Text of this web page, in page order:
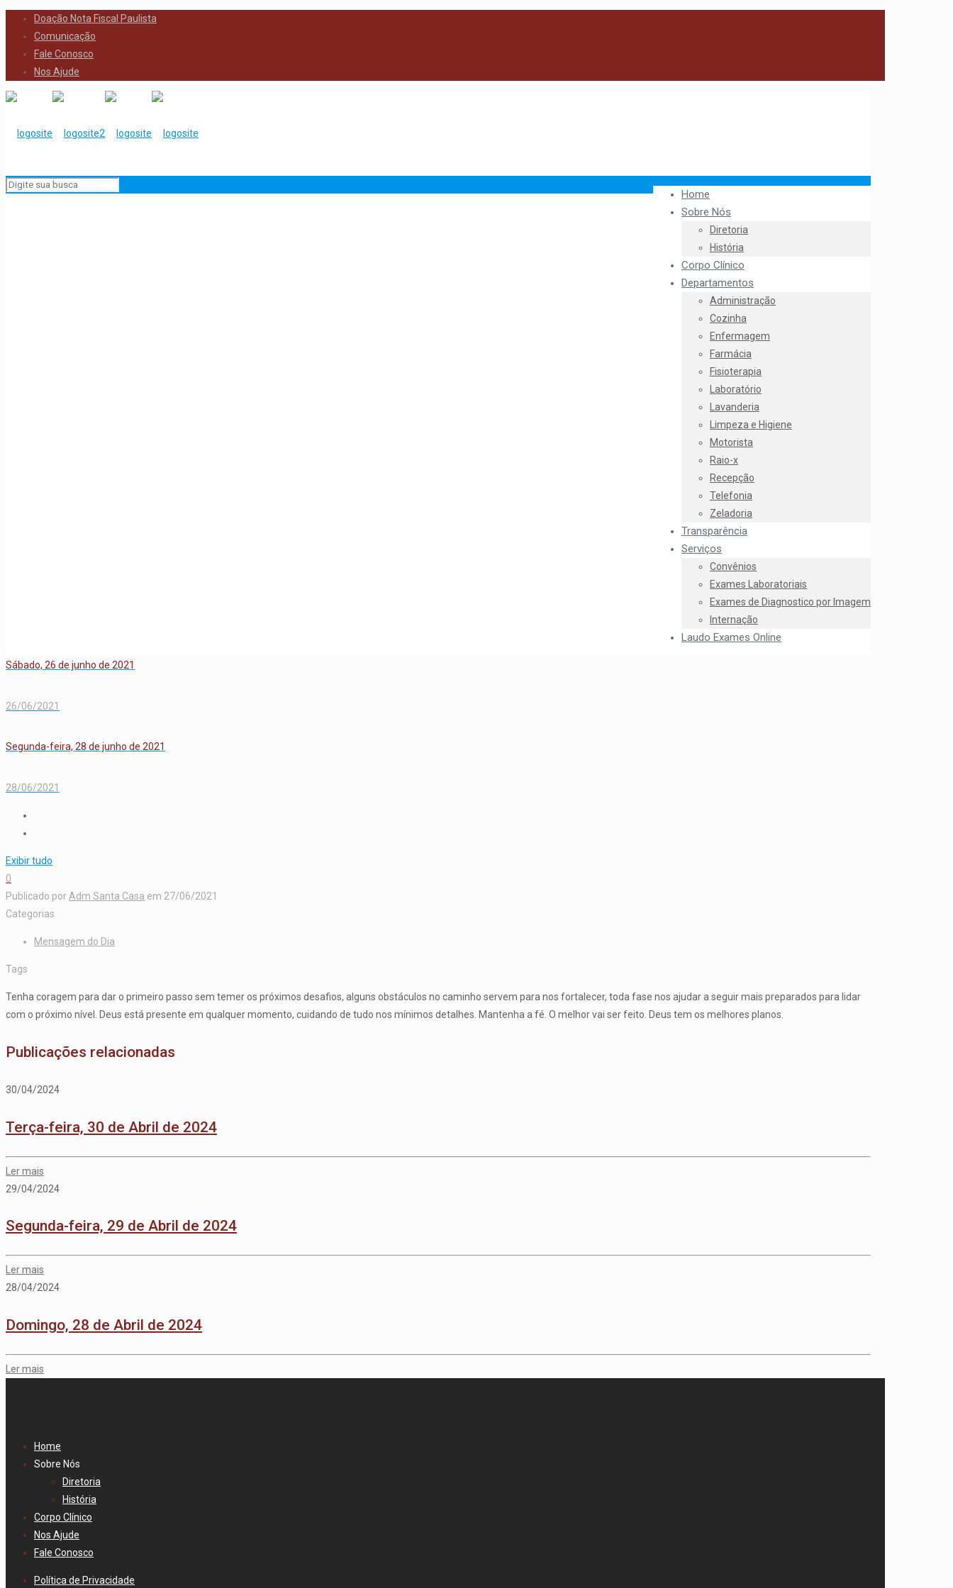
Doação Nota Fiscal Paulista
Comunicação
Fale Conosco
Nos Ajude
Home
Sobre Nós
Diretoria
História
Corpo Clínico
Departamentos
Administração
Cozinha
Enfermagem
Farmácia
Fisioterapia
Laboratório
Lavanderia
Limpeza e Higiene
Motorista
Raio-x
Recepção
Telefonia
Zeladoria
Transparência
Serviços
Convênios
Exames Laboratoriais
Exames de Diagnostico por Imagem
Internação
Laudo Exames Online
Sábado, 26 de junho de 2021
26/06/2021
Segunda-feira, 28 de junho de 2021
28/06/2021
Exibir tudo
0
Publicado por Adm Santa Casa em 27/06/2021
Categorias
Mensagem do Dia
Tags
Tenha coragem para dar o primeiro passo sem temer os próximos desafios, alguns obstáculos no caminho servem para nos fortalecer, toda fase nos ajudar a seguir mais preparados para lidar
com o próximo nível. Deus está presente em qualquer momento, cuidando de tudo nos mínimos detalhes. Mantenha a fé. O melhor vai ser feito. Deus tem os melhores planos.
Publicações relacionadas
30/04/2024
Terça-feira, 30 de Abril de 2024
Ler mais
29/04/2024
Segunda-feira, 29 de Abril de 2024
Ler mais
28/04/2024
Domingo, 28 de Abril de 2024
Ler mais
Home
Sobre Nós
Diretoria
História
Corpo Clínico
Nos Ajude
Fale Conosco
Política de Privacidade